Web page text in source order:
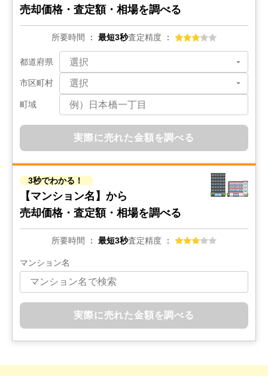
売却価格・査定額・相場を調べる
所要時間 最短3秒査定精度
都道府県
市区町村
町域
実際に売れた金額を調べる
3秒でわかる！
【マンション名】から
売却価格・査定額・相場を調べる
所要時間 最短3秒査定精度
マンション名
実際に売れた金額を調べる